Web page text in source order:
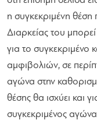
η συγκεκριμένη θέση
Διαρκείας του
για το συγκεκριμένο
αμφιβολιών, σε
αγώνα στην
θέσης θα ισχύει και
συγκεκριμένος